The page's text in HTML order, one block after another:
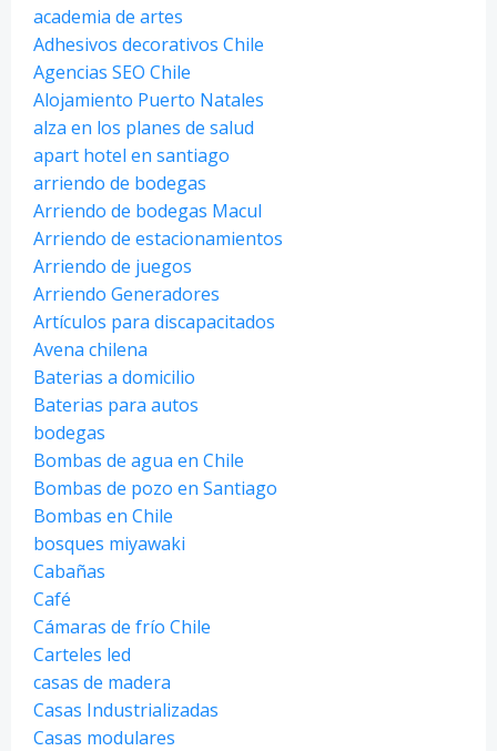
academia de artes
Adhesivos decorativos Chile
Agencias SEO Chile
Alojamiento Puerto Natales
alza en los planes de salud
apart hotel en santiago
arriendo de bodegas
Arriendo de bodegas Macul
Arriendo de estacionamientos
Arriendo de juegos
Arriendo Generadores
Artículos para discapacitados
Avena chilena
Baterias a domicilio
Baterias para autos
bodegas
Bombas de agua en Chile
Bombas de pozo en Santiago
Bombas en Chile
bosques miyawaki
Cabañas
Café
Cámaras de frío Chile
Carteles led
casas de madera
Casas Industrializadas
Casas modulares